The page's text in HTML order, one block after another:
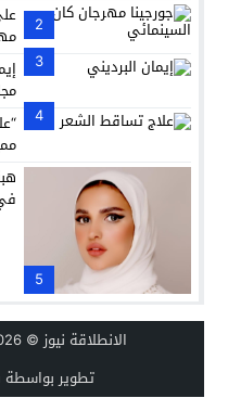
2
3
4
5
الانطلاقة نيوز © 2026 جميع الحقوق محفوظة.
تطوير بواسطة